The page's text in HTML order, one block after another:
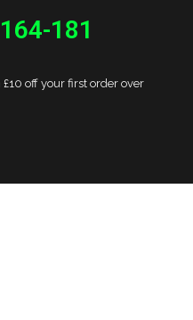
181
off your first order over